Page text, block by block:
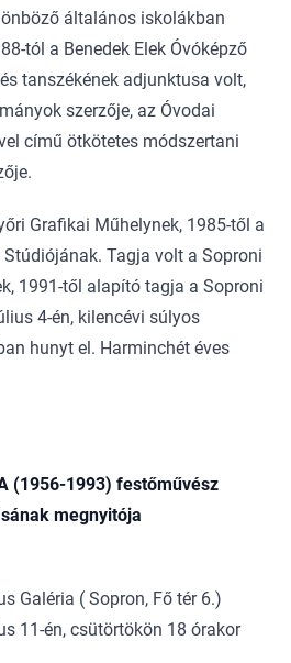
általános iskolákban
tól a Benedek Elek Óvóképző
tanszékének adjunktusa volt,
szerzője, az Óvodai
című ötkötetes módszertani
Grafikai Műhelynek, 1985-től a
Tagja volt a Soproni
1991-től alapító tagja a Soproni
4-én, kilencévi súlyos
hunyt el. Harminchét éves
(1956-1993) festőművész
megnyitója
Galéria ( Sopron, Fő tér 6.)
11-én, csütörtökön 18 órakor